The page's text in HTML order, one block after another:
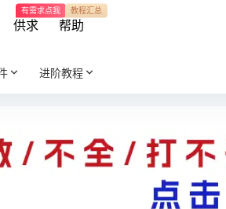
供求
有需求点我
帮助
教程汇总
进阶教程